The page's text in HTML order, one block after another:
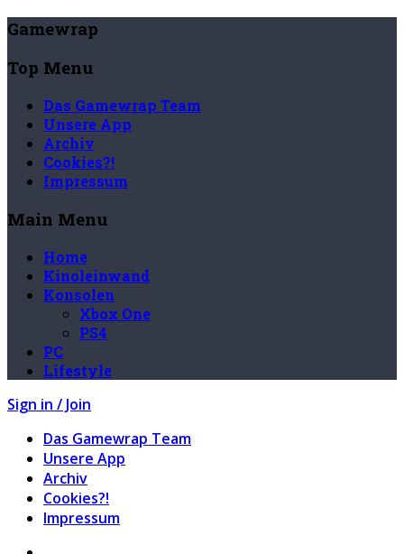
Gamewrap
Top Menu
Das Gamewrap Team
Unsere App
Archiv
Cookies?!
Impressum
Main Menu
Home
Kinoleinwand
Konsolen
Xbox One
PS4
PC
Lifestyle
Sign in / Join
Das Gamewrap Team
Unsere App
Archiv
Cookies?!
Impressum